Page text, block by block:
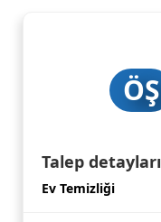
ÖŞ
Talep detayları
Ev Temizliği